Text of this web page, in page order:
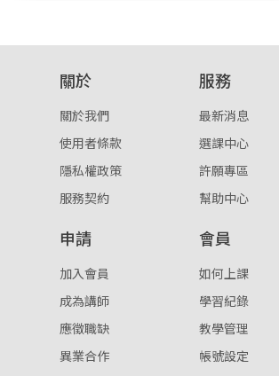
關於
關於我們
使用者條款
隱私權政策
服務契約
服務
最新消息
選課中心
許願專區
幫助中心
申請
加入會員
成為講師
應徵職缺
異業合作
會員
如何上課
學習紀錄
教學管理
帳號設定